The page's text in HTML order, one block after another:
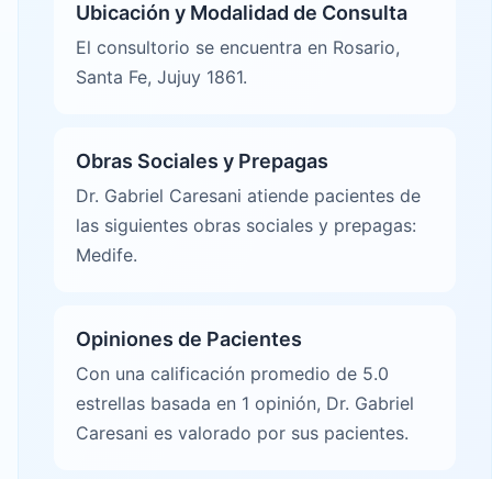
Ubicación y Modalidad de Consulta
El consultorio se encuentra en Rosario,
Santa Fe, Jujuy 1861.
Obras Sociales y Prepagas
Dr. Gabriel Caresani atiende pacientes de
las siguientes obras sociales y prepagas:
Medife.
Opiniones de Pacientes
Con una calificación promedio de 5.0
estrellas basada en 1 opinión, Dr. Gabriel
Caresani es valorado por sus pacientes.